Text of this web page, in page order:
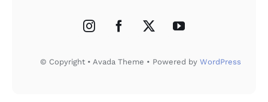
© Copyright • Avada Theme • Powered by WordPress